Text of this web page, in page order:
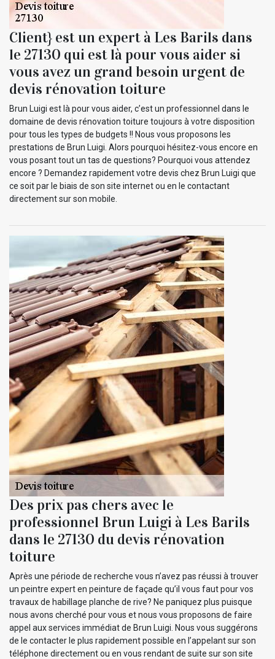
Client} est un expert à Les Barils dans
le 27130 qui est là pour vous aider si
vous avez un grand besoin urgent de
devis rénovation toiture
Brun Luigi est là pour vous aider, c’est un professionnel dans le
domaine de devis rénovation toiture toujours à votre disposition
pour tous les types de budgets !! Nous vous proposons les
prestations de Brun Luigi. Alors pourquoi hésitez-vous encore en
vous posant tout un tas de questions? Pourquoi vous attendez
encore ? Demandez rapidement votre devis chez Brun Luigi que
ce soit par le biais de son site internet ou en le contactant
directement sur son mobile.
Des prix pas chers avec le
professionnel Brun Luigi à Les Barils
dans le 27130 du devis rénovation
toiture
Après une période de recherche vous n’avez pas réussi à trouver
un peintre expert en peinture de façade qu’il vous faut pour vos
travaux de habillage planche de rive? Ne paniquez plus puisque
nous avons cherché pour vous et nous vous proposons de faire
appel aux services immédiat de Brun Luigi. Nous vous suggérons
de le contacter le plus rapidement possible en l’appelant sur son
téléphone directement ou en vous rendant de suite sur son site